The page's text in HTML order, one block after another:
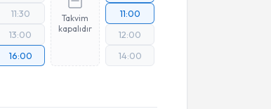
11:30
13:00
16:00
Takvim
kapalıdır
11:00
12:00
14:00